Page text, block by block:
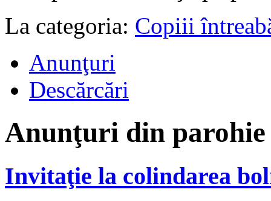
La categoria: Copiii
Anunţuri
Descărcări
Anunţuri din parohie
Invitaţie la colindarea